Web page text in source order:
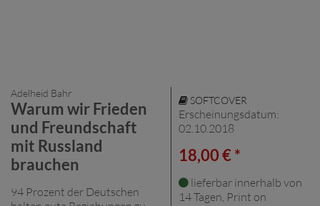
Adelheid Bahr
Warum wir Frieden
und Freundschaft
mit Russland
brauchen
94 Prozent der Deutschen
SOFTCOVER
Erscheinungsdatum:
02.10.2018
18,00 € *
lieferbar innerhalb von
14 Tagen, Print on